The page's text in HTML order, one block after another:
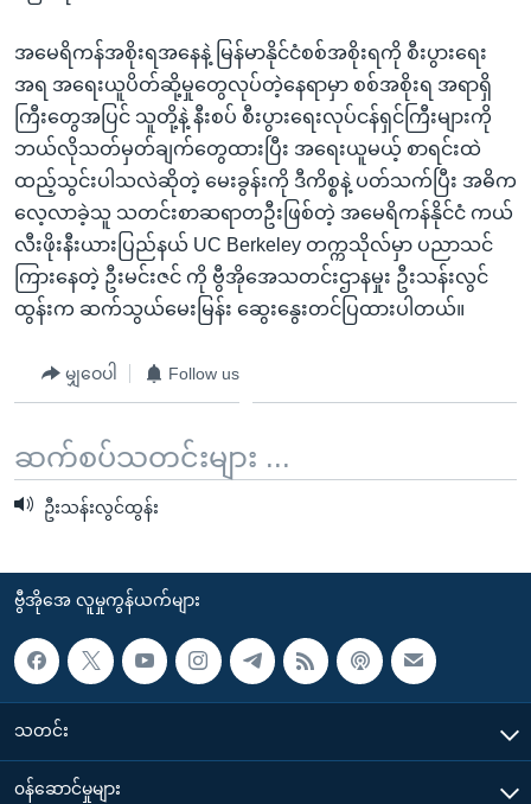
ကျော်
ရန်
အမေရိကန်အစိုးရအနေနဲ့ မြန်မာနိုင်ငံစစ်အစိုးရကို စီးပွားရေး
အရ အရေးယူပိတ်ဆို့မှုတွေလုပ်တဲ့နေရာမှာ စစ်အစိုးရ အရာရှိ
ကြီးတွေအပြင် သူတို့နဲ့ နီးစပ် စီးပွားရေးလုပ်ငန်ရှင်ကြီးများကို
ဘယ်လိုသတ်မှတ်ချက်တွေထားပြီး အရေးယူမယ့် စာရင်းထဲ
ထည့်သွင်းပါသလဲဆိုတဲ့ မေးခွန်းကို ဒီကိစ္စနဲ့ ပတ်သက်ပြီး အဓိက
လေ့လာခဲ့သူ သတင်းစာဆရာတဦးဖြစ်တဲ့ အမေရိကန်နိုင်ငံ ကယ်
လီးဖိုးနီးယားပြည်နယ် UC Berkeley တက္ကသိုလ်မှာ ပညာသင်
ကြားနေတဲ့ ဦးမင်းဇင် ကို ဗွီအိုအေသတင်းဌာနမှုး ဦးသန်းလွင်
ထွန်းက ဆက်သွယ်မေးမြန်း ဆွေးနွေးတင်ပြထားပါတယ်။
မျှဝေပါ Follow us
ဆက်စပ်သတင်းများ ...
ဦးသန်းလွင်ထွန်း
ဗွီအိုအေ လူမှုကွန်ယက်များ
သတင်း
၀န်ဆောင်မှုများ